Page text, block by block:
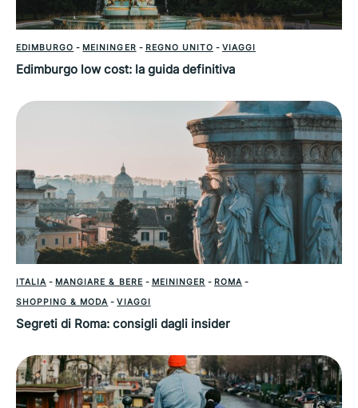
EDIMBURGO - MEININGER - REGNO UNITO - VIAGGI
Edimburgo low cost: la guida definitiva
ITALIA - MANGIARE & BERE - MEININGER - ROMA -
SHOPPING & MODA -VIAGGI
Segreti di Roma: consigli dagli insider